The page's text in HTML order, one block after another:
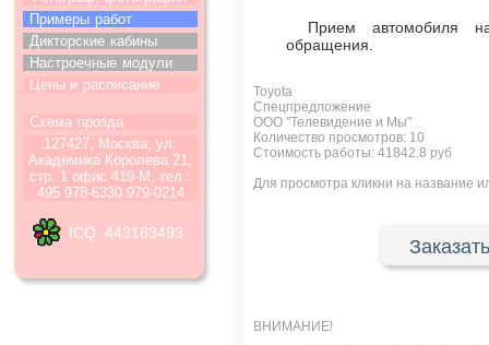
Примеры работ
Дикторские кабины
Настроечные модули
Цены и расписание
Схема прозда
127427, Москва, ул.
Академика Королева 21,
стр. 1 офис 419-М, тел.:
495 978-6330 979-0214
ICQ 443183493
Прием автомобиля
обращения.
Toyota
Спецпредложение
ООО "Телевидение и Мы"
Количество просмотров: 10
Стоимость работы: 41842.8 руб
Для просмотра кликни на название
ВНИМАНИЕ!